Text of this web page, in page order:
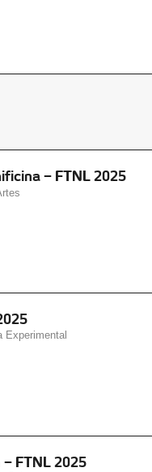
– FTNL 2025
Experimental
FTNL 2025